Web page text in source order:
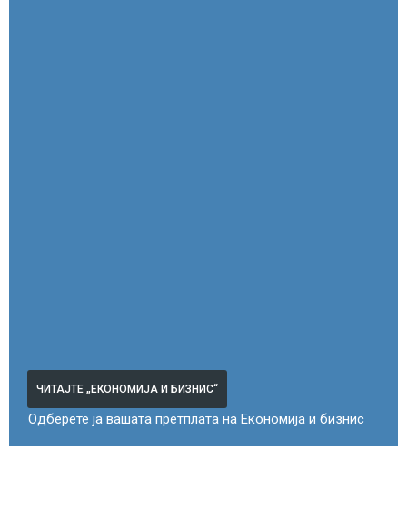
ЧИТАЈТЕ „ЕКОНОМИЈА И БИЗНИС“
Одберете ја вашата претплата на Економија и бизнис